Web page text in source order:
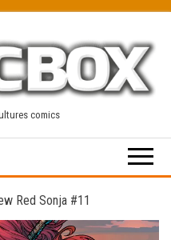
comics
Red Sonja #11